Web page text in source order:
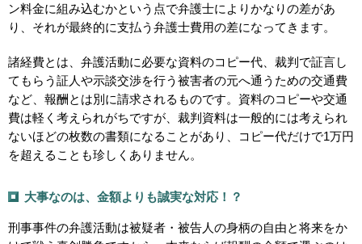
ン料金に組み込むかという点で弁護士によりかなりの差があ
り、それが最終的に支払う弁護士費用の差になってきます。
諸経費とは、弁護活動に必要な資料のコピー代、裁判で証言し
てもらう証人や示談交渉を行う被害者の元へ通うための交通費
など、報酬とは別に請求されるものです。資料のコピーや交通
費は軽く考えられがちですが、裁判資料は一般的には考えられ
ないほどの枚数の書類になることがあり、コピー代だけで1万円
を超えることも珍しくありません。
大事なのは、金額よりも誠実な対応！？
刑事事件の弁護活動は被疑者・被告人の身柄の自由と将来をか